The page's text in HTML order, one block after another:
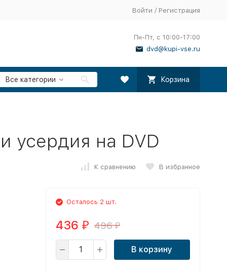
Войти / Регистрация
Пн-Пт, с 10:00-17:00
dvd@kupi-vse.ru
Все категории Корзина
усердия на DVD
К сравнению В избранное
Осталось 2 шт.
436 ₽ 496₽
В корзину